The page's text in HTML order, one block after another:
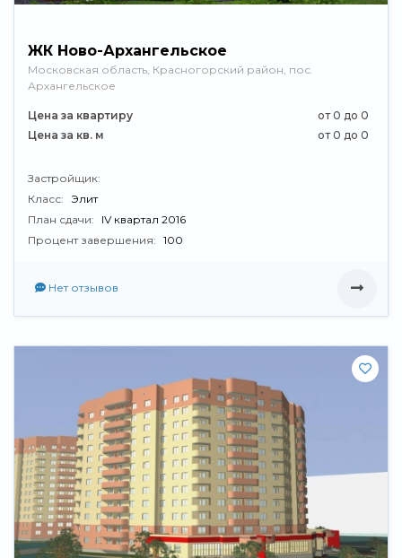
ЖК Ново-Архангельское
Московская область, Красногорский район, пос.
Архангельское
Цена за квартиру
от 0 до 0
Цена за кв. м
от 0 до 0
Застройщик:
Класс: Элит
План сдачи:
IV квартал 2016
Процент завершения: 100
Нет отзывов